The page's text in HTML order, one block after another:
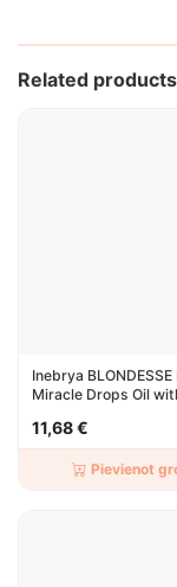
Related products
Inebrya
Miracle Drops Oil
11,68 €
Pievienot